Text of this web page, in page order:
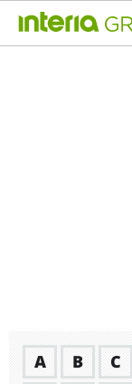
A B C